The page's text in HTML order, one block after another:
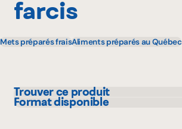
farcis
Mets préparés fraisAliments préparés au Québec
Trouver ce produit
IGA
Format disponible